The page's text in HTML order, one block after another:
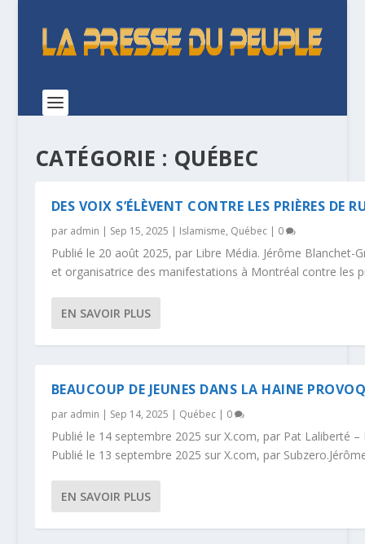
CATÉGORIE : QUÉBEC
DES VOIX S’ÉLÈVENT CONTRE LES PRIÈRES DE
par admin | Sep 15, 2025 | Islamisme, Québec| 0
Publié le 20 août 2025, par Libre Média. Jérôme
et organisatrice des manifestations à Montréal contre les
EN SAVOIR PLUS
BEAUCOUP DE JEUNES DANS LA HAINE
par admin | Sep 14, 2025 | Québec| 0
Publié le 14 septembre 2025 sur X.com, par Pat Laliberté
Publié le 13 septembre 2025 sur X.com, par
EN SAVOIR PLUS